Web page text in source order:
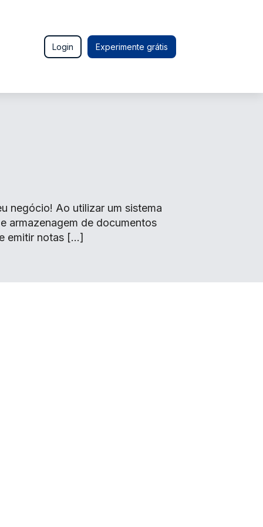
Login Experimente grátis
negócio! Ao utilizar um sistema
armazenagem de documentos
emitir notas […]